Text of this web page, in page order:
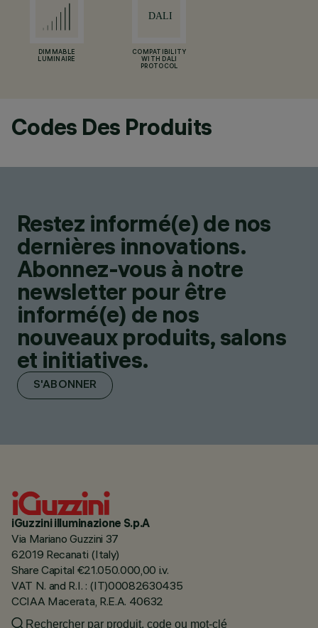
DIMMABLE
LUMINAIRE
COMPATIBILITY
WITH DALI
PROTOCOL
Codes Des Produits
Restez informé(e) de nos
dernières innovations.
Abonnez-vous à notre
newsletter pour être
informé(e) de nos
nouveaux produits, salons
et initiatives.
S'ABONNER
iGuzzini illuminazione S.p.A
Via Mariano Guzzini 37
62019 Recanati (Italy)
Share Capital €21.050.000,00 i.v.
VAT N. and R.I. : (IT)00082630435
CCIAA Macerata, R.E.A. 40632